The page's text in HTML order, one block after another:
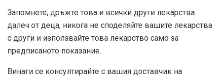
Запомнете, дръжте това и всички други лекарства
далеч от деца, никога не споделяйте вашите лекарства
с други и използвайте това лекарство само за
предписаното показание.
Винаги се консултирайте с вашия доставчик на